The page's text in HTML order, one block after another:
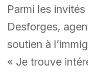
Parmi les
Desforges,
soutien à
« Je trouve